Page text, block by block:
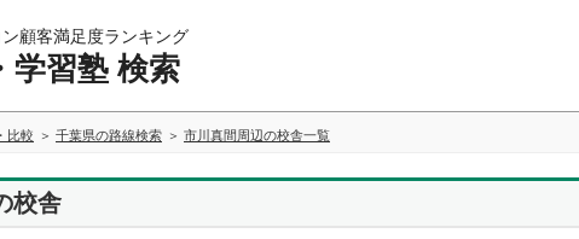
顧客満足度ランキング
学習塾 検索
比較 千葉県の路線検索 市川真間周辺の校舎一覧
校舎